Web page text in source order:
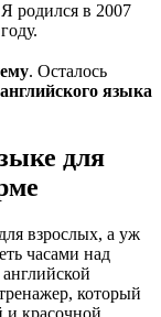
Я родился в 2007
году.
. Осталось
языка
для
взрослых, а уж
часами над
который
и красочной